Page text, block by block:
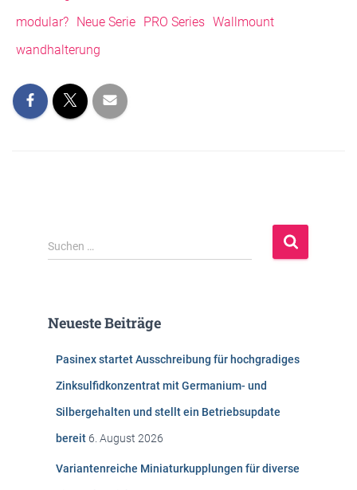
modular? Neue Serie PRO Series Wallmount
wandhalterung
S
u
n
Suchen …
Neueste Beiträge
Pasinex startet Ausschreibung für hochgradiges
Zinksulfidkonzentrat mit Germanium- und
Silbergehalten und stellt ein Betriebsupdate
bereit 6. August 2026
Variantenreiche Miniaturkupplungen für diverse